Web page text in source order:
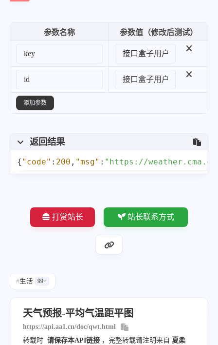
参数名称 参数值（修改后测试）
添加参数
返回结果
{ "code" : 200 , "msg" : "https://weather.cma.cn/
打赏站长 站长联系方式
#生活 99+
天气预报-平均气温距平图
https://api.aa1.cn/doc/qwt.html
转载时 请保存本API链接 ，完整转载请注明来自 夏柔